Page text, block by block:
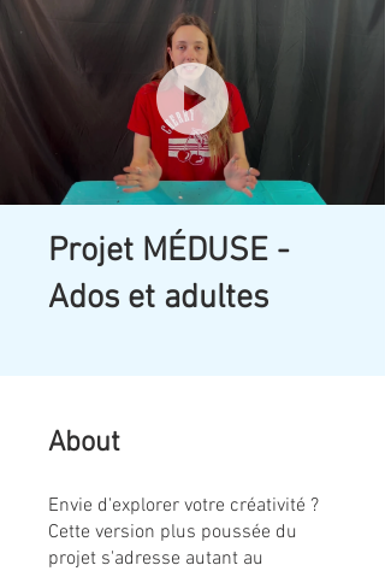
Projet MÉDUSE -
Ados et adultes
About
Envie d'explorer votre créativité ?
Cette version plus poussée du
projet s'adresse autant au